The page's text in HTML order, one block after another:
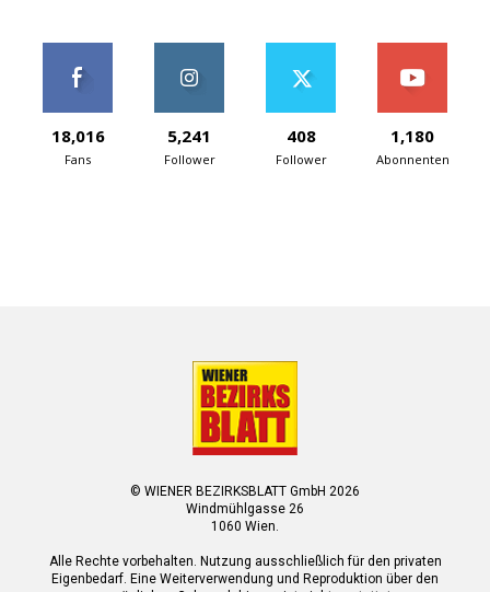
18,016
Fans
5,241
Follower
408
Follower
1,180
Abonnenten
© WIENER BEZIRKSBLATT GmbH 2026
Windmühlgasse 26
1060 Wien.
Alle Rechte vorbehalten. Nutzung ausschließlich für den privaten
Eigenbedarf. Eine Weiterverwendung und Reproduktion über den